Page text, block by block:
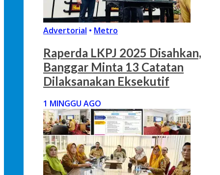
Advertorial • Metro
Raperda LKPJ 2025 Disahkan,
Banggar Minta 13 Catatan
Dilaksanakan Eksekutif
1 MINGGU AGO